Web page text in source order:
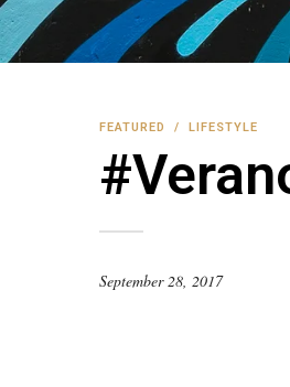
FEATURED / LIFESTYLE
September 28, 2017